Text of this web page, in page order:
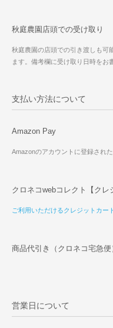
秋庭農園店頭での受け取り
秋庭農園の店頭での引き渡しも可
ます。備考欄に受け取り日時をお
支払い方法について
Amazon Pay
Amazonのアカウントに登録され
クロネコwebコレクト【クレ
ご利用いただけるクレジットカー
商品代引き（クロネコ宅急便
営業日について